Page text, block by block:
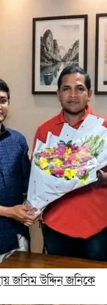
জসিম উদ্দিন জনিকে